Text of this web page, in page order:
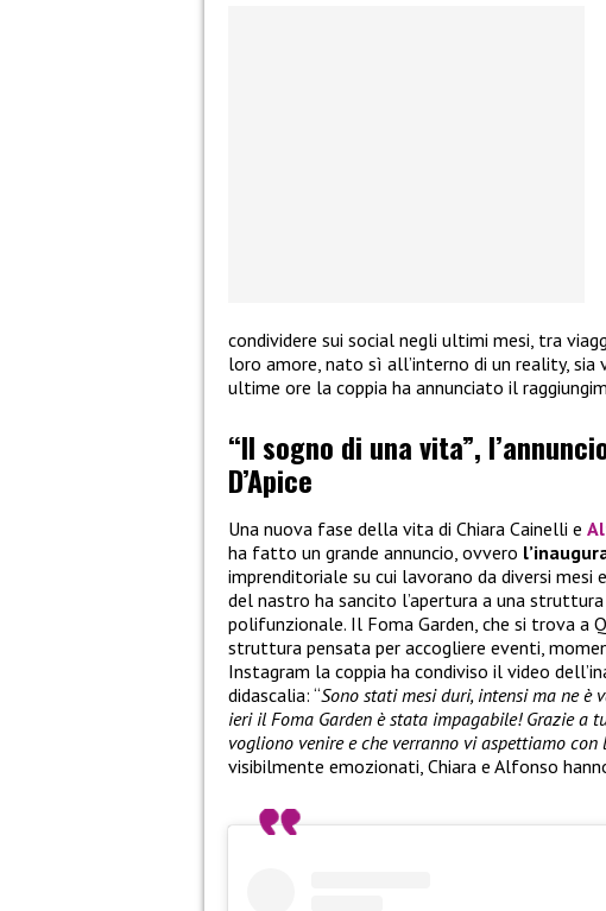
condividere sui social negli ultimi mesi, tra
loro amore, nato sì all’interno di un reality,
ultime ore la coppia ha annunciato il
“Il sogno di una vita”,
D’Apice
Una nuova fase della vita di Chiara Cainelli e
ha fatto un grande annuncio, ovvero
imprenditoriale su cui lavorano da diversi
del nastro ha sancito l’apertura a una
polifunzionale. Il Foma Garden, che si trova a
struttura pensata per accogliere eventi,
Instagram la coppia ha condiviso il video
didascalia: “Sono stati mesi duri, intensi ma ne è
ieri il Foma Garden è stata impagabile! Grazie a
vogliono venire e che verranno vi aspettiamo con
visibilmente emozionati, Chiara e Alfonso